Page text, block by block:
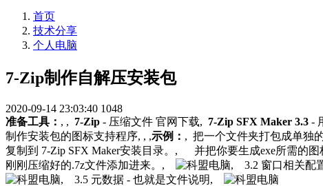
首页
技术分享
个人电脑
7-Zip制作自解压安装包
2020-09-14 23:03:40 1048
准备工具： , , 7-Zip - 压缩文件 官网下载, 7-Zip SFX Maker 3.3 -
制作安装包的图标支持程序, , ,示例： , 把一个文件夹打包成单独
复制到 7-Zip SFX Maker安装目录。, 并把你要生成exe所需的图
刚刚压缩好的.7z文件添加进来。,
, 3.2 窗口相关配
, 3.5 元数据 - 也就是文件说明,